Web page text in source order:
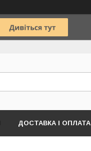
ДОСТАВКА І ОПЛАТА